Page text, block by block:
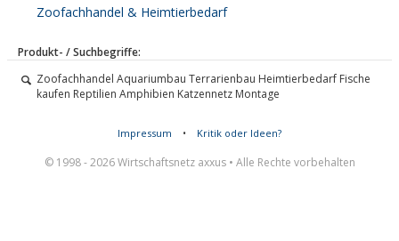
Zoofachhandel & Heimtierbedarf
Produkt- / Suchbegriffe:
Zoofachhandel Aquariumbau Terrarienbau Heimtierbedarf Fische
kaufen Reptilien Amphibien Katzennetz Montage
Impressum • Kritik oder Ideen?
© 1998 - 2026 Wirtschaftsnetz axxus • Alle Rechte vorbehalten